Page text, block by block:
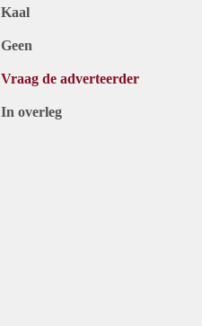
Kaal
Geen
Vraag de adverteerder
In overleg